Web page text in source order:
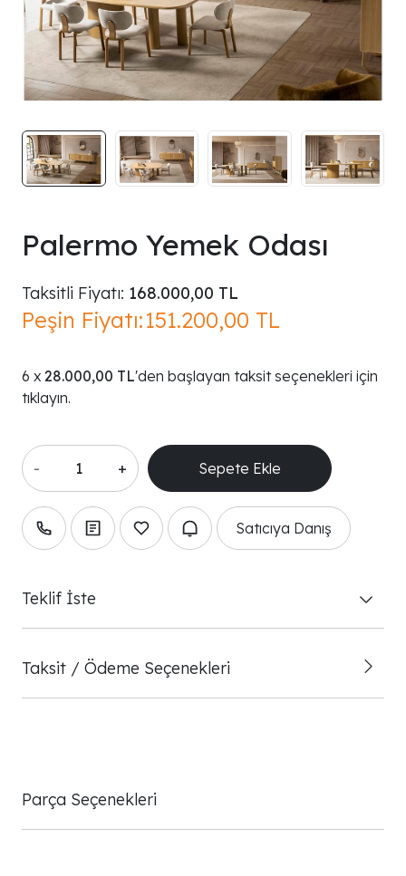
Palermo Yemek Odası
Taksitli Fiyatı: 168.000,00 TL
Peşin Fiyatı:151.200,00 TL
28.000,00 TL'den başlayan taksit seçenekleri için
tıklayın.
- +
Satıcıya Danış
Teklif İste
Taksit / Ödeme Seçenekleri
Parça Seçenekleri